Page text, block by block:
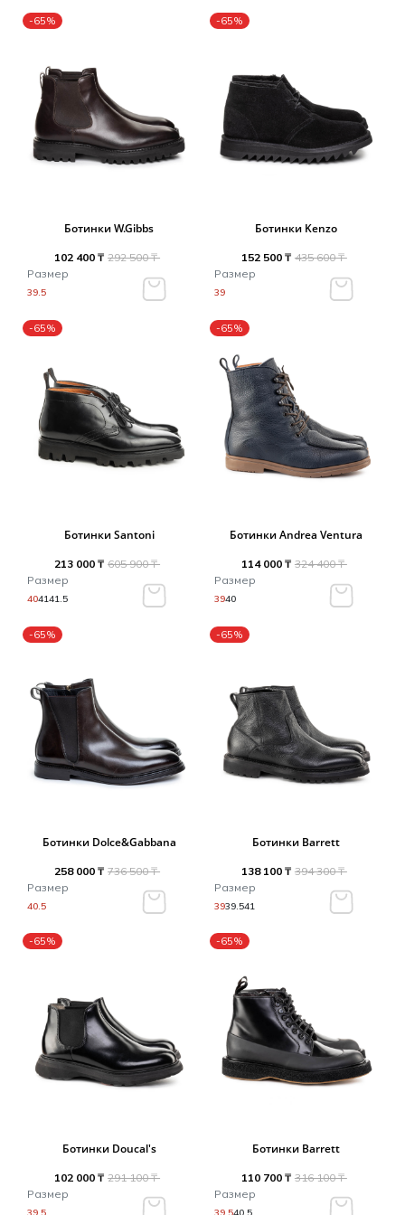
-65%
Ботинки W.Gibbs
102 400 ₸ 292 500 ₸
Размер
39.5
-65%
Ботинки Kenzo
152 500 ₸ 435 600 ₸
Размер
39
-65%
Ботинки Santoni
213 000 ₸ 605 900 ₸
Размер
404141.5
-65%
Ботинки Andrea Ventura
114 000 ₸ 324 400 ₸
Размер
3940
-65%
Ботинки Dolce&Gabbana
258 000 ₸ 736 500 ₸
Размер
40.5
-65%
Ботинки Barrett
138 100 ₸ 394 300 ₸
Размер
3939.541
-65%
Ботинки Doucal's
102 000 ₸ 291 100 ₸
Размер
39.5
-65%
Ботинки Barrett
110 700 ₸ 316 100 ₸
Размер
39.540.5